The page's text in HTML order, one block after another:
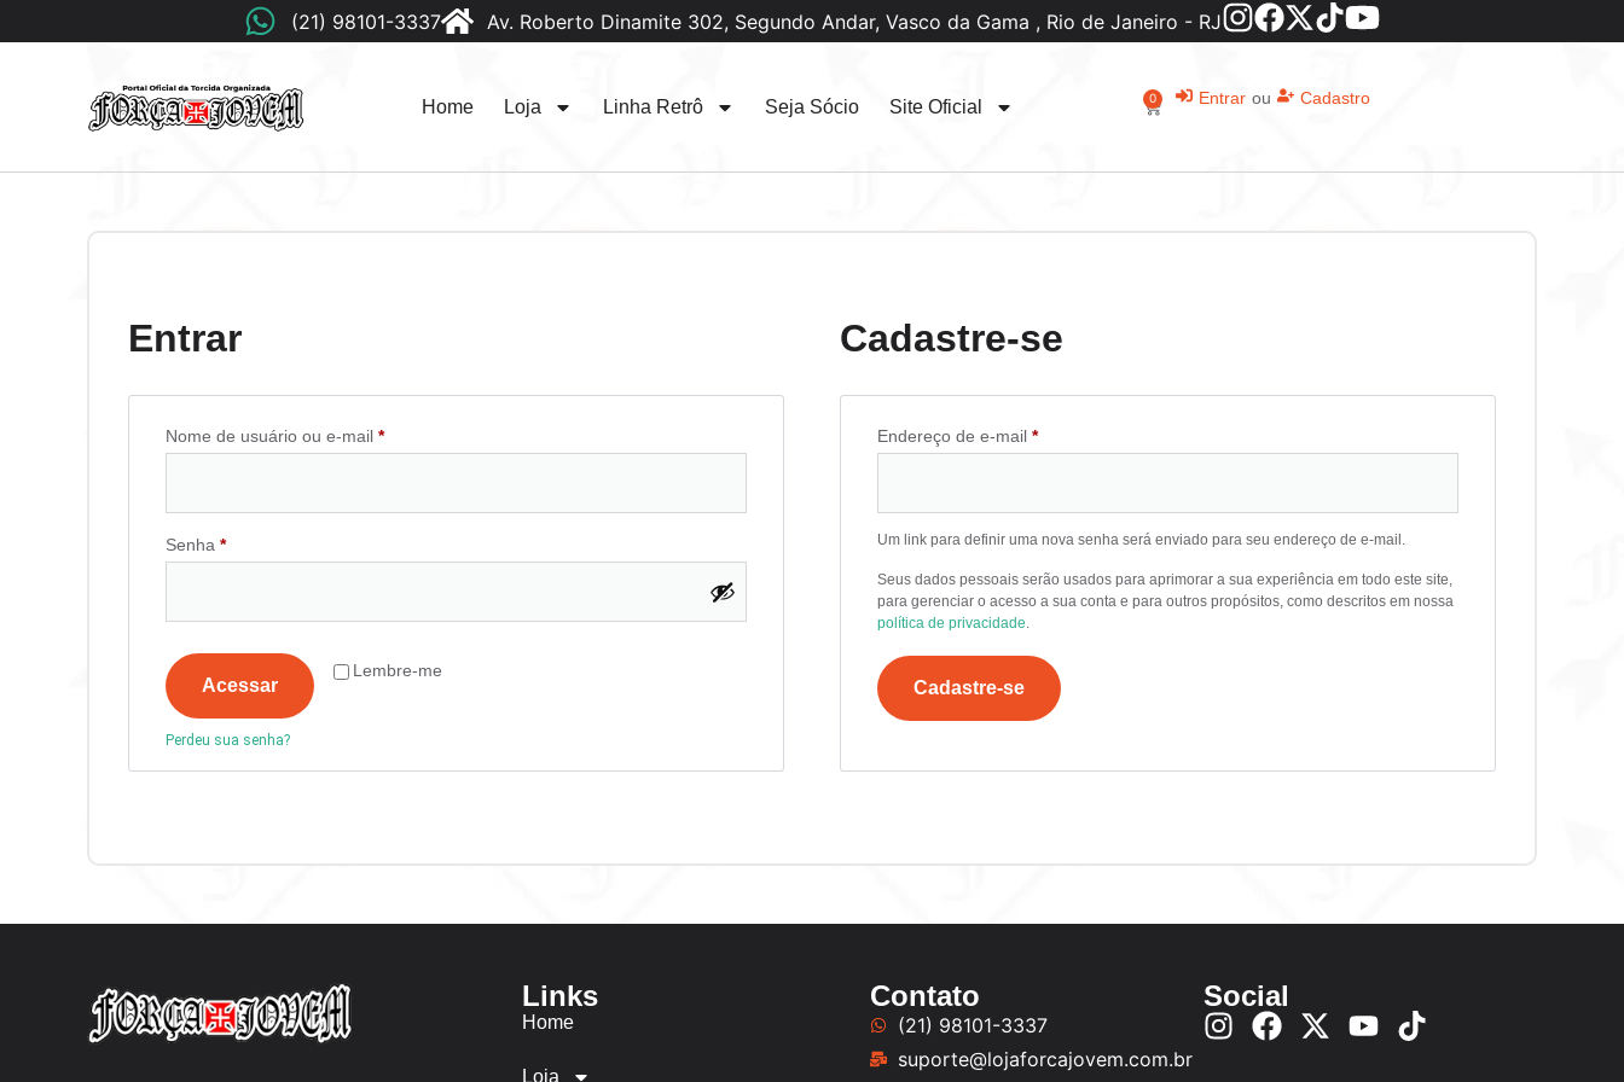
(21) 98101-3337 Av. Roberto Dinamite 302, Segundo Andar, Vasco da Gama , Rio de Janeiro - RJ
Home Loja Linha Retrô Seja Sócio Site Oficial 0 Entrar ou Cadastro
Entrar
Nome de usuário ou e-mail *
Senha *
Lembre-me
Acessar
Perdeu sua senha?
Cadastre-se
Endereço de e-mail *
Um link para definir uma nova senha será enviado para seu endereço de e-mail.
Seus dados pessoais serão usados para aprimorar a sua experiência em todo este site,
para gerenciar o acesso a sua conta e para outros propósitos, como descritos em nossa
política de privacidade.
Cadastre-se
Links
Home
Loja
Contato
(21) 98101-3337
suporte@lojaforcajovem.com.br
Social